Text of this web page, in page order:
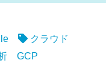
クラウド
GCP